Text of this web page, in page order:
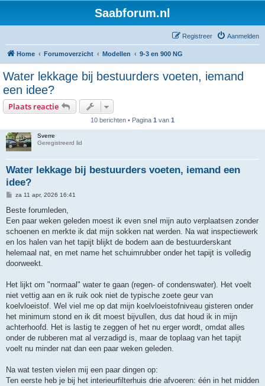
Saabforum.nl
Aanmelden
Registreer
Home Forumoverzicht Modellen 9-3 en 900 NG
Water lekkage bij bestuurders voeten, iemand
een idee?
Plaats reactie
10 berichten • Pagina 1 van 1
Sverre
Geregistreerd lid
Water lekkage bij bestuurders voeten, iemand een
idee?
B
r
c
h
za 11 apr, 2026 16:41
Beste forumleden,
Een paar weken geleden moest ik even snel mijn auto verplaatsen zonder
schoenen en merkte ik dat mijn sokken nat werden. Na wat inspectiewerk
en los halen van het tapijt blijkt de bodem aan de bestuurderskant
helemaal nat, en met name het schuimrubber onder het tapijt is volledig
doorweekt.
Het lijkt om "normaal" water te gaan (regen- of condenswater). Het voelt
niet vettig aan en ik ruik ook niet de typische zoete geur van
koelvloeistof. Wel viel me op dat mijn koelvloeistofniveau gisteren onder
het minimum stond en ik dit moest bijvullen, dus dat houd ik in mijn
achterhoofd. Het is lastig te zeggen of het nu erger wordt, omdat alles
onder de rubberen mat al verzadigd is, maar de toplaag van het tapijt
voelt nu minder nat dan een paar weken geleden.
Na wat testen vielen mij een paar dingen op:
Ten eerste heb je bij het interieurfilterhuis drie afvoeren: één in het midden